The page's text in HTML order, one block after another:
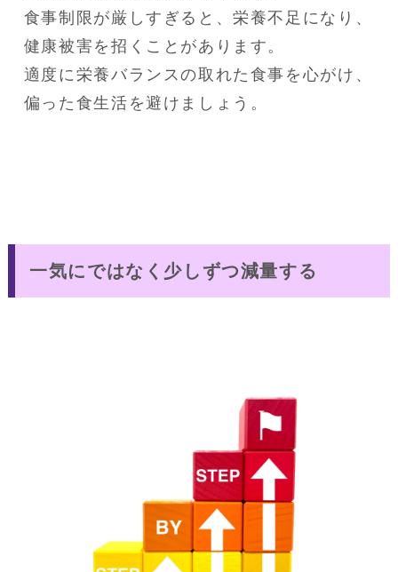
食事制限が厳しすぎると、栄養不足になり、
健康被害を招くことがあります。
適度に栄養バランスの取れた食事を心がけ、
偏った食生活を避けましょう。
一気にではなく少しずつ減量する